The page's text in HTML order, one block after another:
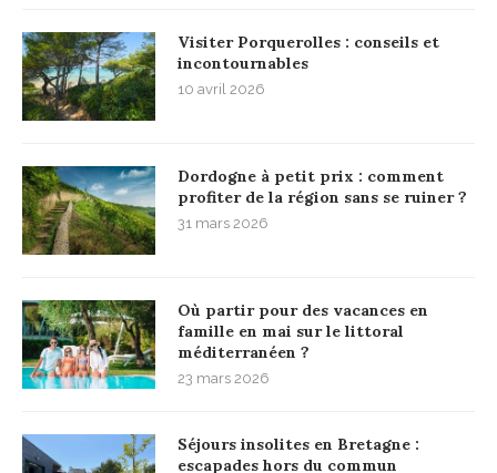
Visiter Porquerolles : conseils et
incontournables
10 avril 2026
Dordogne à petit prix : comment
profiter de la région sans se ruiner ?
31 mars 2026
Où partir pour des vacances en
famille en mai sur le littoral
méditerranéen ?
23 mars 2026
Séjours insolites en Bretagne :
escapades hors du commun